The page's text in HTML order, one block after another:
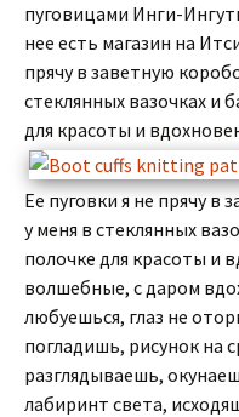
пуговицами Инги-
нее есть магазин на
прячу в заветную
стеклянных вазочках и
для красоты и
Ее пуговки я не прячу в
у меня в стеклянных
полочке для красоты и
волшебные, с даром
любуешься, глаз не
погладишь, рисунок на
разглядываешь,
лабиринт света,